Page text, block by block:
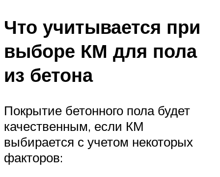
Что учитывается при
выборе КМ для пола
из бетона
Покрытие бетонного пола будет
качественным, если КМ
выбирается с учетом некоторых
факторов: